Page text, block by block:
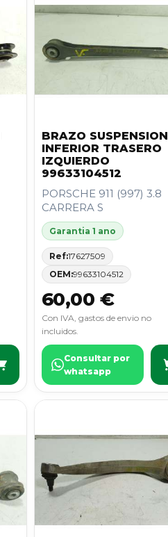
BRAZO SUSPENSION
INFERIOR TRASERO
IZQUIERDO
99633104512
PORSCHE 911 (997) 3.8
CARRERA S
Garantia 1 ano
Ref:17627509
OEM:99633104512
60,00 €
Con IVA, gastos de envio no
incluidos.
Consultar por
whatsapp